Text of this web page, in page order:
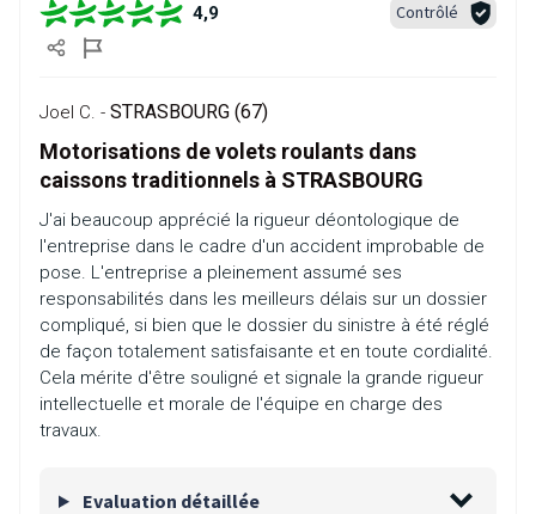
4,9 Contrôlé
Joel C. - STRASBOURG (67)
Motorisations de volets roulants dans
caissons traditionnels à STRASBOURG
J'ai beaucoup apprécié la rigueur déontologique de
l'entreprise dans le cadre d'un accident improbable de
pose. L'entreprise a pleinement assumé ses
responsabilités dans les meilleurs délais sur un dossier
compliqué, si bien que le dossier du sinistre à été réglé
de façon totalement satisfaisante et en toute cordialité.
Cela mérite d'être souligné et signale la grande rigueur
intellectuelle et morale de l'équipe en charge des
travaux.
Evaluation détaillée